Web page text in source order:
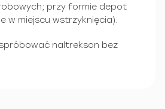
przy formie depot
w miejscu wstrzyknięcia).
spróbować naltrekson bez